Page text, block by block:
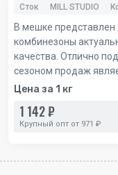
Сток MILL STUDIO
В мешке представлен
комбинезоны
качества. Отлично
сезоном продаж
Цена за 1 кг
1 142 ₽
Крупный опт от 971 ₽